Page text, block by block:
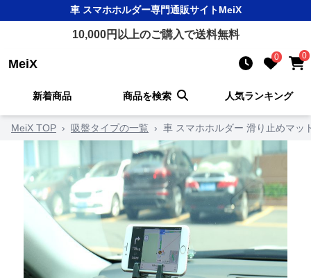
車 スマホホルダー専門通販サイトMeiX
10,000円以上のご購入で送料無料
MeiX 0 0
新着商品 商品を検索 人気ランキング
MeiX TOP › 吸盤タイプの一覧 › 車 スマホホルダー 滑り止めマッ